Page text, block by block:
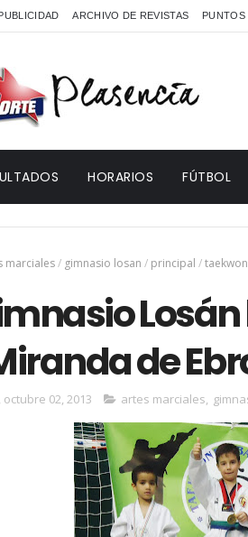
ARCHIVO DE REVISTAS PUNTOS
HORARIOS FÚTBOL
marciales/ gimnasio losan / principal /
de
02, 2013 artes marciales,